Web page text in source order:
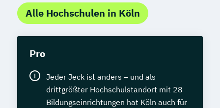
Alle Hochschulen in Köln
Pro
Jeder Jeck ist anders – und als
drittgrößter Hochschulstandort mit 28
Bildungseinrichtungen hat Köln auch für